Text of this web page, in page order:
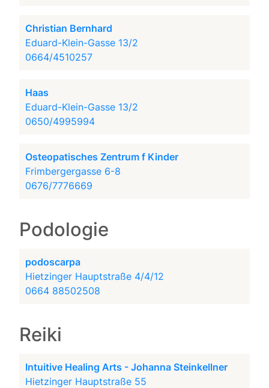
Christian Bernhard
Eduard-Klein-Gasse 13/2
0664/4510257
Haas
Eduard-Klein-Gasse 13/2
0650/4995994
Osteopatisches Zentrum f Kinder
Frimbergergasse 6-8
0676/7776669
Podologie
podoscarpa
Hietzinger Hauptstraße 4/4/12
0664 88502508
Reiki
Intuitive Healing Arts - Johanna Steinkellner
Hietzinger Hauptstraße 55